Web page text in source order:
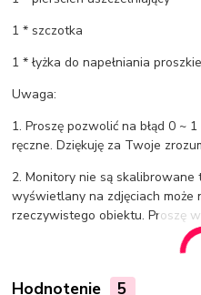
1 * szczotka
1 * łyżka do napełniania
Uwaga:
1. Proszę pozwolić na błąd 0 ~
ręczne. Dziękuję za Twoje
2. Monitory nie są
wyświetlany na zdjęciach może
rzeczywistego obiektu. Proszę
Hodnotenie 5